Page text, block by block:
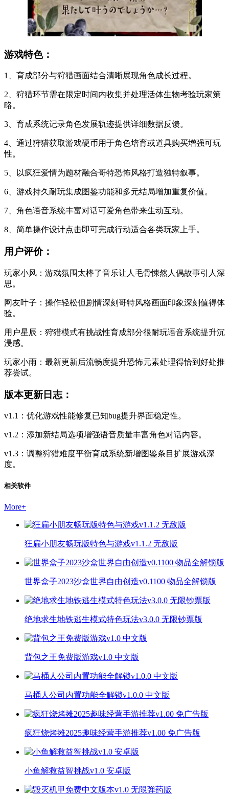
游戏特色：
1、育成部分与狩猎画面结合清晰展现角色成长过程。
2、狩猎环节需在限定时间内收集并处理活体生物考验玩家策
略。
3、育成系统记录角色发展轨迹提供详细数据反馈。
4、通过狩猎获取游戏硬币用于角色培育或道具购买增强可玩
性。
5、以疯狂爱情为题材融合哥特恐怖风格打造独特叙事。
6、游戏持久耐玩集成图鉴功能和多元结局增加重复价值。
7、角色语音系统丰富对话可爱角色带来生动互动。
8、简单操作设计点击即可完成行动适合各类玩家上手。
用户评价：
玩家小风：游戏氛围太棒了音乐让人毛骨悚然人偶故事引人深
思。
网友叶子：操作轻松但剧情深刻哥特风格画面印象深刻值得体
验。
用户星辰：狩猎模式有挑战性育成部分很耐玩语音系统提升沉
浸感。
玩家小雨：最新更新后流畅度提升恐怖元素处理得恰到好处推
荐尝试。
版本更新日志：
v1.1：优化游戏性能修复已知bug提升界面稳定性。
v1.2：添加新结局选项增强语音质量丰富角色对话内容。
v1.3：调整狩猎难度平衡育成系统新增图鉴条目扩展游戏深
度。
相关软件
More+
狂扁小朋友畅玩版特色与游戏v1.1.2 无敌版
世界盒子2023沙盒世界自由创造v0.1100 物品全解锁版
绝地求生地铁逃生模式特色玩法v3.0.0 无限钞票版
背包之王免费版游戏v1.0 中文版
马桶人公司内置功能全解锁v1.0.0 中文版
疯狂烧烤摊2025趣味经营手游推荐v1.00 免广告版
小鱼解救益智挑战v1.0 安卓版